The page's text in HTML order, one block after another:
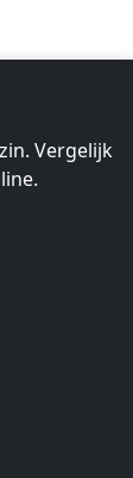
Vergelijk